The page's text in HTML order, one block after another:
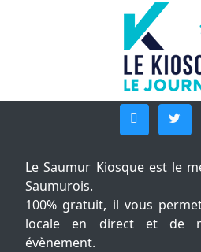
Le Saumur Kiosque est le
Saumurois.
100% gratuit, il vous
locale en direct et de
évènement.